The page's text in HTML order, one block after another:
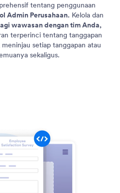
tentang penggunaan
Admin Perusahaan. Kelola dan
wawasan dengan tim Anda,
terperinci tentang tanggapan
setiap tanggapan atau
sekaligus.